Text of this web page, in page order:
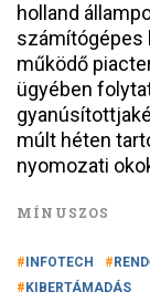
holland
számítógépes
működő
ügyében
múlt héten
nyomozati
MÍNUSZOS
INFOTECH
KIBERTÁMADÁS